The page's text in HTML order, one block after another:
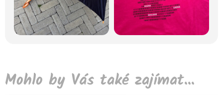
Mohlo by Vás také zajímat...